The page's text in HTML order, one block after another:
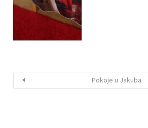
Pokoje u Jakuba